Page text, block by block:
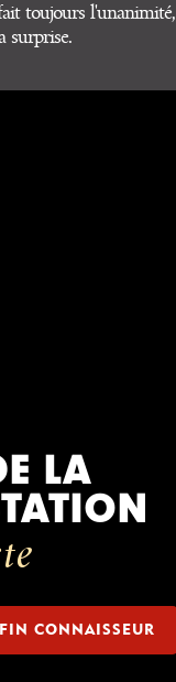
toujours l'unanimité,
surprise.
LA
CONNAISSEUR